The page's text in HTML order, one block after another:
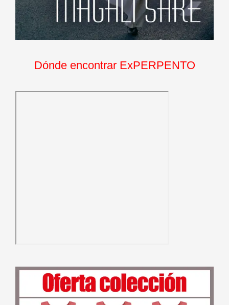
Dónde encontrar ExPERPENTO